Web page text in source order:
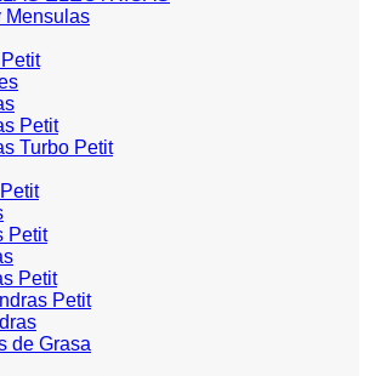
Mensulas
Petit
Turbo Petit
Petit
Petit
Petit
de Grasa